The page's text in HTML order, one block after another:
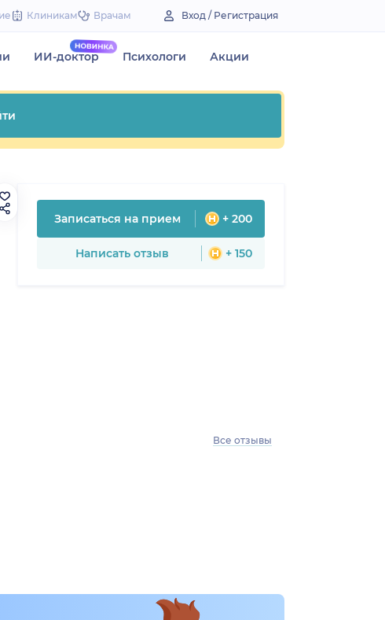
Клиникам Врачам Вход / Регистрация
ИИ-доктор Психологи Акции
Записаться на прием + 200
Написать отзыв + 150
Все отзывы